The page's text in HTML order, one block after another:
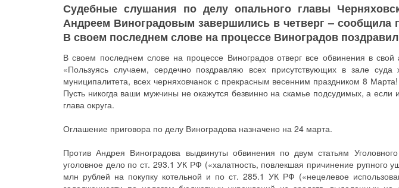
Судебные слушания по делу опального главы
Андреем Виноградовым завершились в четверг – сообщила
В своем последнем слове на процессе Виноградов
В своем последнем слове на процессе Виноградов отверг все обвинения в
«Пользуясь случаем, сердечно поздравляю всех присутствующих в зале
муниципалитета, всех черняховчанок с прекрасным весенним праздником 8
Пусть никогда ваши мужчины не окажутся безвинно на скамье подсудимых, а если
глава округа.
Оглашение приговора по делу Виноградова назначено на 24 марта.
Против Андрея Виноградова выдвинуты обвинения по двум статьям
уголовное дело по ст. 293.1 УК РФ («халатность, повлекшая причинение рупного
млн рублей на покупку котельной и по ст. 285.1 УК РФ («нецелевое